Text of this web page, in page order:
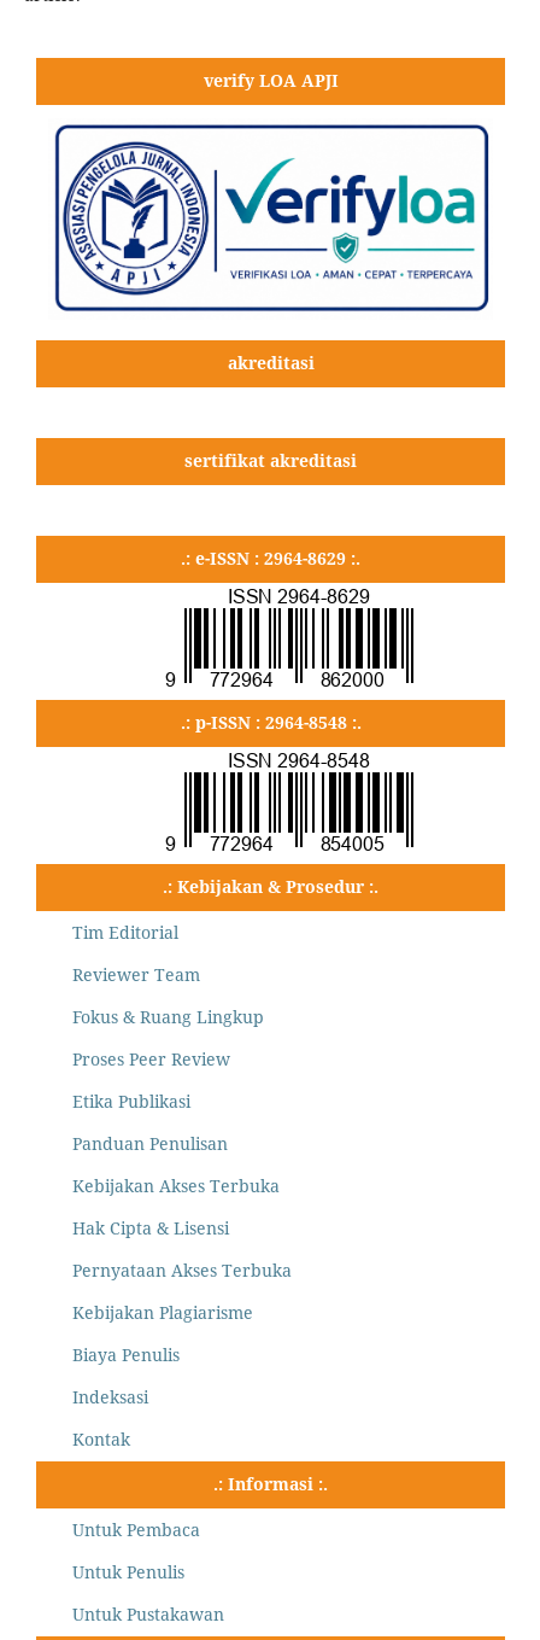
verify LOA APJI
akreditasi
sertifikat akreditasi
.: e-ISSN : 2964-8629 :.
.: p-ISSN : 2964-8548 :.
.: Kebijakan & Prosedur :.
Tim Editorial
Reviewer Team
Fokus & Ruang Lingkup
Proses Peer Review
Etika Publikasi
Panduan Penulisan
Kebijakan Akses Terbuka
Hak Cipta & Lisensi
Pernyataan Akses Terbuka
Kebijakan Plagiarisme
Biaya Penulis
Indeksasi
Kontak
.: Informasi :.
Untuk Pembaca
Untuk Penulis
Untuk Pustakawan